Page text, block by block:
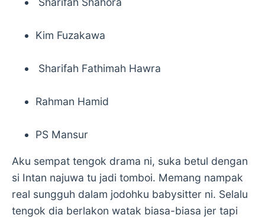
Kim Fuzakawa
Sharifah Fathimah Hawra
Rahman Hamid
PS Mansur
Aku sempat tengok drama ni, suka betul dengan
si Intan najuwa tu jadi tomboi. Memang nampak
real sungguh dalam jodohku babysitter ni. Selalu
tengok dia berlakon watak biasa-biasa jer tapi